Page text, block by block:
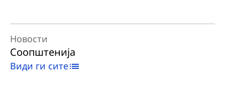
Новости
Соопштенија
Види ги сите